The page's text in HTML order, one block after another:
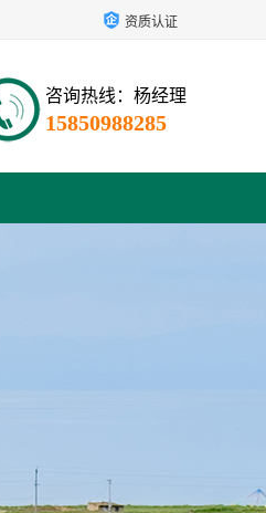
资质认证
咨询热线：杨经理
15850988285